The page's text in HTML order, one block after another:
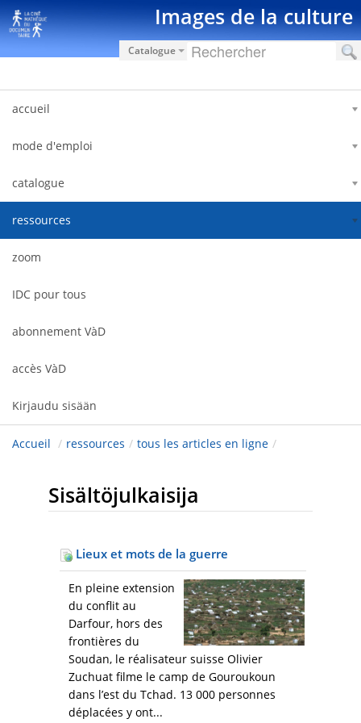
Hyppää sisältöön Images de la culture
Catalogue
accueil
mode d'emploi
catalogue
ressources
zoom
IDC pour tous
abonnement VàD
accès VàD
Kirjaudu sisään
Accueil / ressources / tous les articles en ligne /
Sisältöjulkaisija
Lieux et mots de la guerre
En pleine extension
du conflit au
Darfour, hors des
frontières du
Soudan, le réalisateur suisse Olivier
Zuchuat filme le camp de Gouroukoun
dans l’est du Tchad. 13 000 personnes
déplacées y ont...